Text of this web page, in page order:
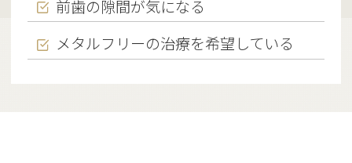
前歯の隙間が気になる
メタルフリーの治療を希望している